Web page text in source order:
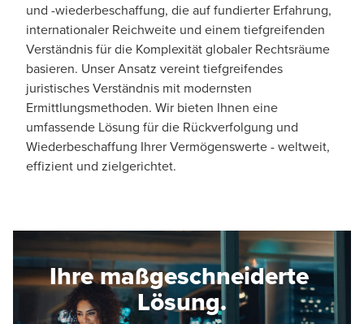
und -wiederbeschaffung, die auf fundierter Erfahrung,
internationaler Reichweite und einem tiefgreifenden
Verständnis für die Komplexität globaler Rechtsräume
basieren. Unser Ansatz vereint tiefgreifendes
juristisches Verständnis mit modernsten
Ermittlungsmethoden. Wir bieten Ihnen eine
umfassende Lösung für die Rückverfolgung und
Wiederbeschaffung Ihrer Vermögenswerte - weltweit,
effizient und zielgerichtet.
Ihre maßgeschneiderte
Lösung.